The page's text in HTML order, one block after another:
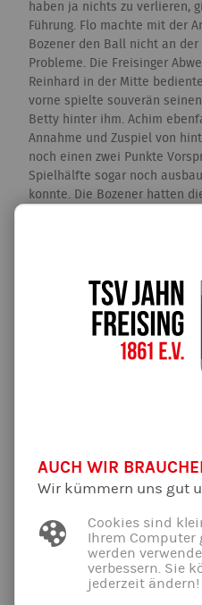
haben ja nichts zu verlieren,
Führung. Flo machte mit der
Bozener den Ball nicht an
Probleme. Die Freisinger
Reinhard in der Mitte
vorne spielte souverän
Betty hinter ihm. Achim
Annahme und Zuspiel von
noch einen zwei Punkte
Spielhälfte sogar noch
konnte. Die Bozener hatten
zogen ihr Spiel durch und Flo
Im dritten Spiel ging es nun
Mannschaft, die mit Rudi und
gelang Flo diesmal gar nichts
Abwehrleistung half nicht,
vermeiden. Somit wurde
sich auf Spiel um Platz 3
Im Spiel um Platz 3, die
Familienmannschaft der
Rosenheimer zur Halbzeit
wirklich guten Spiel um Platz
geben. Somit beendete
stolzen 4. Platz bei einem
Teilnehmerfeld. Bozen II
doch deutlich und wurde
AUCH WIR
Wir kümmern uns gut
Cookies sind
Ihrem Computer
werden
verbessern. Sie
jederzeit ändern!